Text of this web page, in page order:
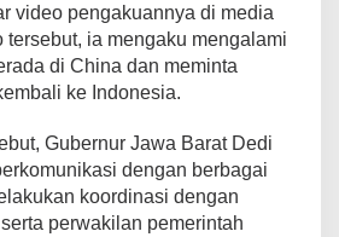
video pengakuannya di media
ia mengaku mengalami
di China dan meminta
ke Indonesia.
Gubernur Jawa Barat Dedi
dengan berbagai
koordinasi dengan
perwakilan pemerintah